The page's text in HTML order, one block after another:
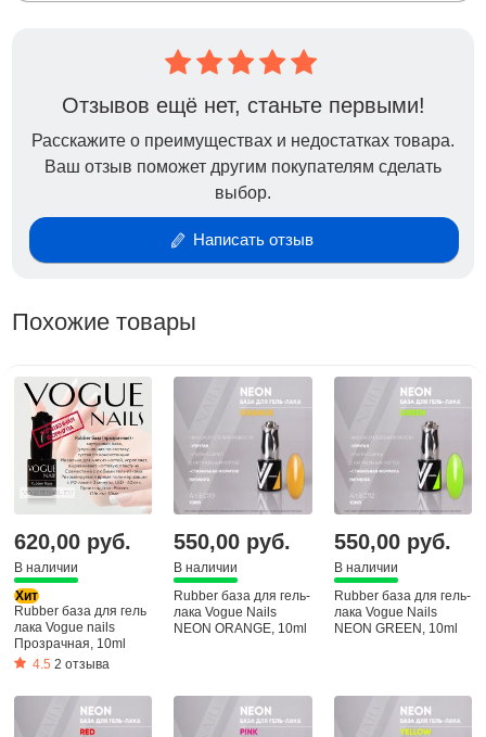
Отзывов ещё нет, станьте первыми!
Расскажите о преимуществах и недостатках товара.
Ваш отзыв поможет другим покупателям сделать
выбор.
Написать отзыв
Похожие товары
620,00 руб.
В наличии
Хит
Rubber база для гель
лака Vogue nails
Прозрачная, 10ml
4.5 2 отзыва
550,00 руб.
В наличии
Rubber база для гель-
лака Vogue Nails
NEON ORANGE, 10ml
550,00 руб.
В наличии
Rubber база для гель-
лака Vogue Nails
NEON GREEN, 10ml